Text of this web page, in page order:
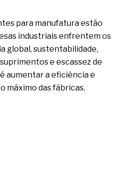
para manufatura estão
industriais enfrentem os
global, sustentabilidade,
e escassez de
aumentar a eficiência e
máximo das fábricas.